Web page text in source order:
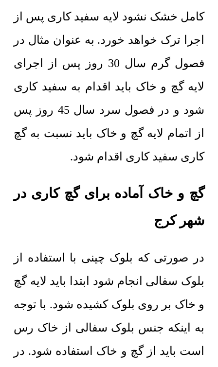
کامل خشک نشود لایه سفید کاری پس از
اجرا ترک خواهد خورد. به عنوان مثال در
فصول گرم سال 30 روز پس از اجرای
لایه گچ و خاک باید اقدام به سفید کاری
شود و در فصول سرد سال 45 روز پس
از اتمام لایه گچ و خاک باید نسبت به گچ
کاری سفید کاری اقدام شود.
گچ و خاک آماده برای گچ کاری در
شهر کرج
در صورتی که بلوک چینی با استفاده از
بلوک سفالی انجام شود ابتدا باید لایه گچ
و خاک بر روی بلوک کشیده شود. با توجه
به اینکه جنس بلوک سفالی از خاک رس
است باید از گچ و خاک استفاده شود. در